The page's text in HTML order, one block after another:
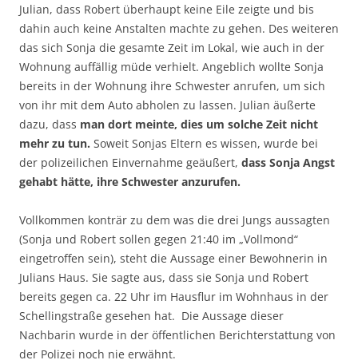
Julian, dass Robert überhaupt keine Eile zeigte und bis
dahin auch keine Anstalten machte zu gehen. Des weiteren
das sich Sonja die gesamte Zeit im Lokal, wie auch in der
Wohnung auffällig müde verhielt. Angeblich wollte Sonja
bereits in der Wohnung ihre Schwester anrufen, um sich
von ihr mit dem Auto abholen zu lassen. Julian äußerte
dazu, dass man dort meinte, dies um solche Zeit nicht
mehr zu tun. Soweit Sonjas Eltern es wissen, wurde bei
der polizeilichen Einvernahme geäußert, dass Sonja Angst
gehabt hätte, ihre Schwester anzurufen.
Vollkommen konträr zu dem was die drei Jungs aussagten
(Sonja und Robert sollen gegen 21:40 im „Vollmond“
eingetroffen sein), steht die Aussage einer Bewohnerin in
Julians Haus. Sie sagte aus, dass sie Sonja und Robert
bereits gegen ca. 22 Uhr im Hausflur im Wohnhaus in der
Schellingstraße gesehen hat. Die Aussage dieser
Nachbarin wurde in der öffentlichen Berichterstattung von
der Polizei noch nie erwähnt.